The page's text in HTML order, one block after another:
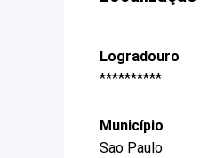
Logradouro
**********
Município
Sao Paulo